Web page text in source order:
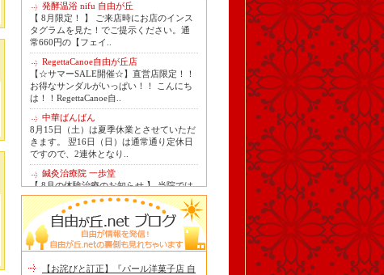
発酵温浴 nifu 自由が丘
【 8月限定！ 】 ご来店時にお店のインス
タグラムを見た！でご提示ください。通
常660円の【フェイ..
RegettaCanoe自由が丘店
【☆サマーSALE開催☆】直営店限定！！
お得なサンダルがいっぱい！！ こんにち
は！！RegettaCanoe自..
中華ばんばん
8月15日（土）は夏季休業とさせていただ
きます。 翌16日（日）は通常通り定休日
ですので、2連休となり..
鍼灸治療院 一歩堂
【 8月の体験治療のお知らせ 】 当院では
毎月第1月曜日を体験dayとし、当院の施
術をお得に体験し..
Le Monde Gourmand
今年も南アルプス @sachiblueberryfarm か
ら美味しいブルーベリーが😋
https://www.instagram.com/sachi..
【お詫びと訂正】『パール洋菓子店 自